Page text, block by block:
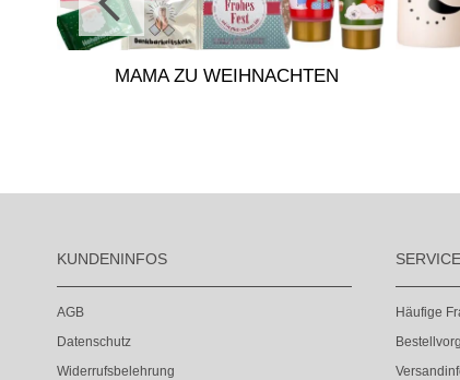
MAMA ZU WEIHNACHTEN
KUNDENINFOS
AGB
Datenschutz
Widerrufsbelehrung
SERVICE
Häufige